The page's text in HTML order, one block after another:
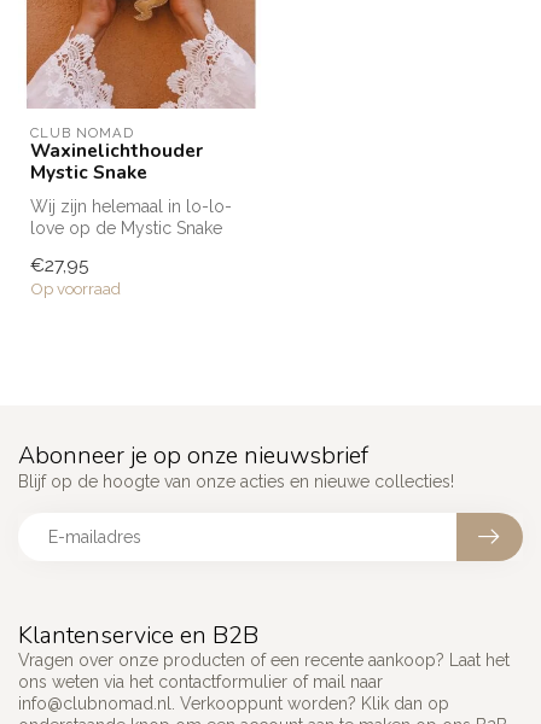
CLUB NOMAD
Waxinelichthouder
Mystic Snake
Wij zijn helemaal in lo-lo-
love op de Mystic Snake
Clu...
€27,95
Op voorraad
Klantenservice en B2B
Vragen over onze producten of een recente aankoop? Laat het
ons weten via het contactformulier of mail naar
info@clubnomad.nl
. Verkooppunt worden? Klik dan op
Abonneer je op onze nieuwsbrief
Blijf op de hoogte van onze acties en nieuwe collecties!